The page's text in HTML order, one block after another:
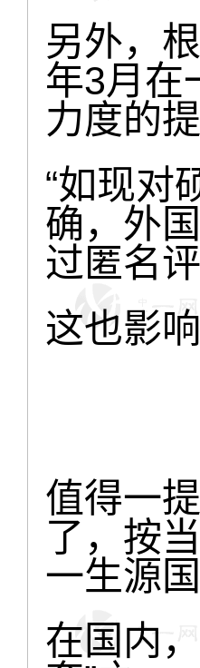
另外，
年3月在
力度的
“如现对
确，外
过匿名
这也影
值得一
了，按
一生源
在国内